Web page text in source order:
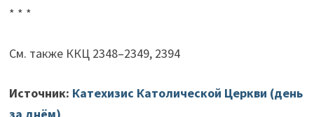
* * *
См. также ККЦ 2348–2349, 2394
Источник: Катехизис Католической Церкви (день
за днём)